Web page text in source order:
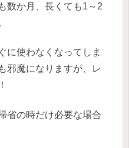
数か月、長くても1～2
に使わなくなってしま
邪魔になりますが、レ
省の時だけ必要な場合